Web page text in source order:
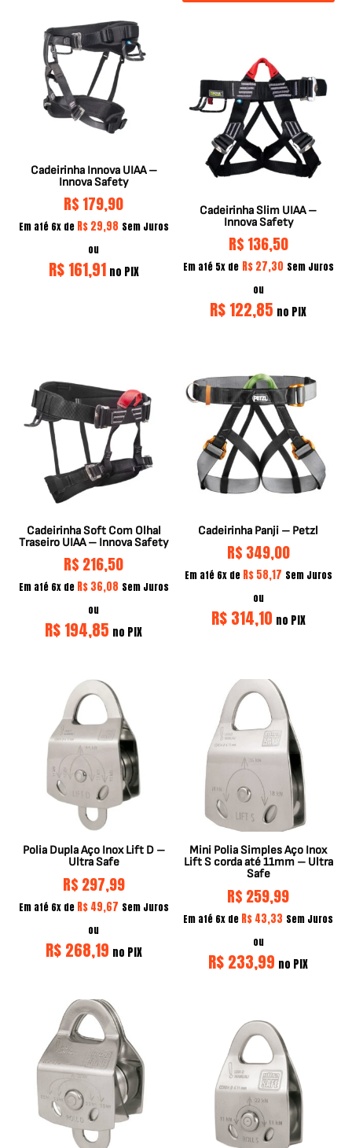
Cadeirinha Innova UIAA –
Innova Safety
R$ 179,90
Em até 6x de R$29,98 Sem Juros
ou
R$161,91 no PIX
Cadeirinha Slim UIAA –
Innova Safety
R$ 136,50
Em até 5x de R$27,30 Sem Juros
ou
R$122,85 no PIX
Cadeirinha Soft Com Olhal
Traseiro UIAA – Innova Safety
R$ 216,50
Em até 6x de R$36,08 Sem Juros
ou
R$194,85 no PIX
Cadeirinha Panji – Petzl
R$ 349,00
Em até 6x de R$58,17 Sem Juros
ou
R$314,10 no PIX
Polia Dupla Aço Inox Lift D –
Ultra Safe
R$ 297,99
Em até 6x de R$49,67 Sem Juros
ou
R$268,19 no PIX
Mini Polia Simples Aço Inox
Lift S corda até 11mm – Ultra
Safe
R$ 259,99
Em até 6x de R$ 43,33 Sem Juros
ou
R$233,99 no PIX